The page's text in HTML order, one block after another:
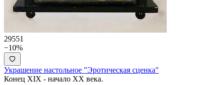
29551
−10%
Украшение настольное "Эротическая сценка"
Конец XIX - начало ХХ века.